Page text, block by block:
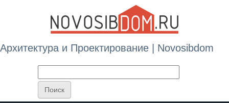
Архитектура и Проектирование | Novosibdom